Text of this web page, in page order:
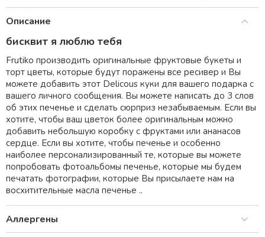
Описание
бисквит я люблю тебя
Frutiko производить оригинальные фруктовые букеты и
торт цветы, которые будут поражены все ресивер и Вы
можете добавить этот Delicous куки для вашего подарка с
вашего личного сообщения. Вы можете написать до 3 слов
об этих печенье и сделать сюрприз незабываемым. Если вы
хотите, чтобы ваш цветок более оригинальным можно
добавить небольшую коробку с фруктами или ананасов
сердце. Если вы хотите, чтобы печенье и особенно
наиболее персонализированный те, которые вы можете
попробовать фотоальбомы печенье, которые мы будем
печатать фотографии, которые Вы присылаете нам на
восхитительные масла печенье ..
Аллергены